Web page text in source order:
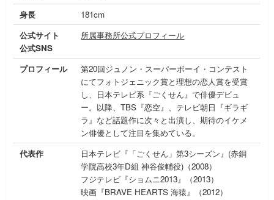
身長
181cm
公式サイト
公式SNS
所属事務所公式プロフィール
プロフィール
第20回ジュノン・スーパーボーイ・コンテスト
にてフォトジェニック賞と理想の恋人賞を受賞
し、日本テレビ系『ごくせん』で俳優デビュ
ー。以降、TBS『恋空』、テレビ朝日『ギラギ
ラ』など話題作に次々と出演し、期待のイケメ
ン俳優として注目を集めている。
代表作
日本テレビ『「ごくせん」第3シーズン』(赤銅
学院高校3年D組 神谷俊輔役)（2008）
フジテレビ『ショムニ2013』（2013）
映画『BRAVE HEARTS 海猿』（2012）